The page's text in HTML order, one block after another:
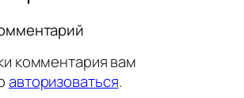
комментария вам
авторизоваться.